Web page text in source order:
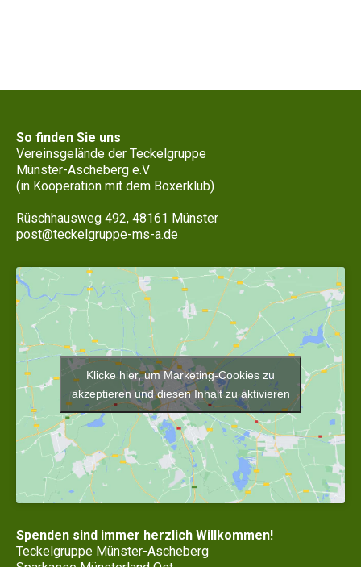
So finden Sie uns
Vereinsgelände der Teckelgruppe
Münster-Ascheberg e.V
(in Kooperation mit dem Boxerklub)
Rüschhausweg 492, 48161 Münster
post@teckelgruppe-ms-a.de
Klicke hier, um Marketing-Cookies zu
akzeptieren und diesen Inhalt zu aktivieren
Spenden sind immer herzlich Willkommen!
Teckelgruppe Münster-Ascheberg